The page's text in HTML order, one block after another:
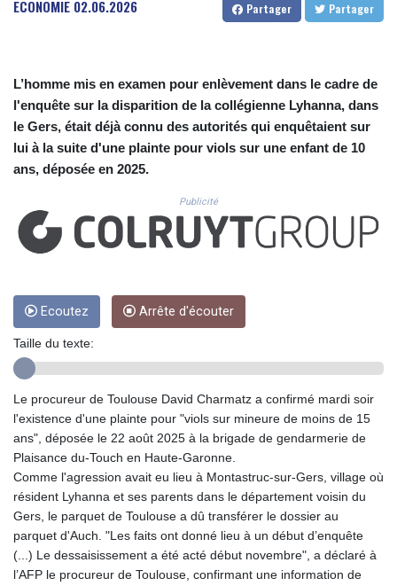
CUC 1.153549
CUP 30.569047
DJF 205.370263
DKK 7.47577
DOP 67.201294
DZD 153.450895
ETB 186.142082
FJD 2.552746
FKP 0.856878
GGP 0.856878
GHS 13.556292
GNF 10128.702886
GTQ 8.79966
GYD 241.274085
HKD 9.049096
HRK 7.53544
HTG 150.790711
HUF 364.519161
IDR 20647.372445
ILS 3.46953
IMP 0.856878
ECONOMIE 02.06.2026 Partager Partager
L’homme mis en examen pour enlèvement dans le cadre de
l'enquête sur la disparition de la collégienne Lyhanna, dans
le Gers, était déjà connu des autorités qui enquêtaient sur
lui à la suite d'une plainte pour viols sur une enfant de 10
ans, déposée en 2025.
Publicité
Ecoutez Arrête d'écouter
Taille du texte:
Le procureur de Toulouse David Charmatz a confirmé mardi soir
l'existence d'une plainte pour "viols sur mineure de moins de 15
ans", déposée le 22 août 2025 à la brigade de gendarmerie de
Plaisance du-Touch en Haute-Garonne.
Comme l'agression avait eu lieu à Montastruc-sur-Gers, village où
résident Lyhanna et ses parents dans le département voisin du
Gers, le parquet de Toulouse a dû transférer le dossier au
parquet d'Auch. "Les faits ont donné lieu à un début d’enquête
(...) Le dessaisissement a été acté début novembre", a déclaré à
l’AFP le procureur de Toulouse, confirmant une information de